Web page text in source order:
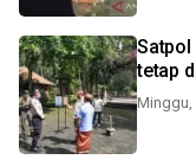
Satpol
tetap
Minggu,